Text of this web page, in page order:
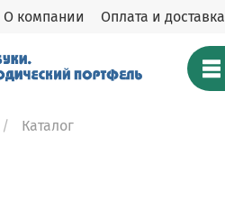
О компании Оплата и доставка
Каталог